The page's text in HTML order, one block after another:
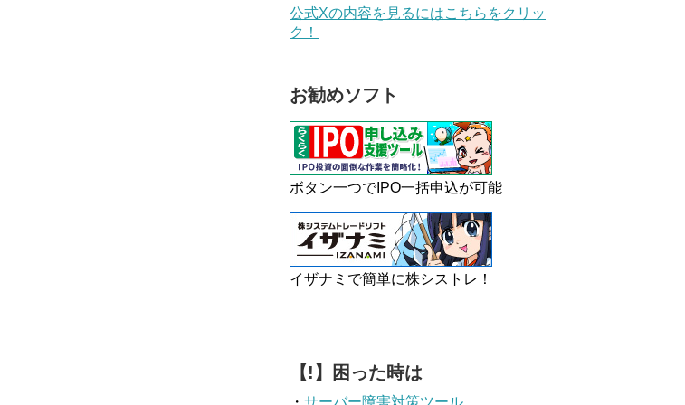
公式Xの内容を見るにはこちらをクリッ
ク！
お勧めソフト
ボタン一つでIPO一括申込が可能
イザナミで簡単に株シストレ！
【!】困った時は
・ サーバー障害対策ツール